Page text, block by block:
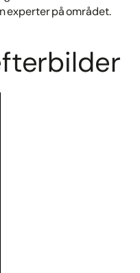
experter på området.